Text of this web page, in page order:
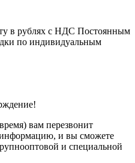
в рублях с НДС Постоянным
по индивидуальным
вам перезвонит
и вы сможете
и специальной